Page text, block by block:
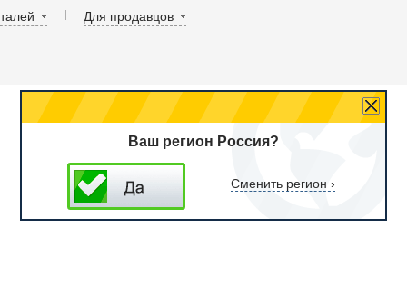
Для продавцов
Ваш регион Россия?
Сменить регион ›